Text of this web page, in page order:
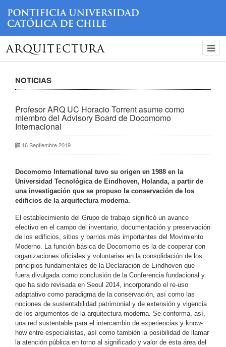
ARQUITECTURA
NOTICIAS
Profesor ARQ UC Horacio Torrent asume como
miembro del Advisory Board de Docomomo
Internacional
16 Septiembre 2019
Docomomo International tuvo su origen en 1988 en la
Universidad Tecnológica de Eindhoven, Holanda, a partir de
una investigación que se propuso la conservación de los
edificios de la arquitectura moderna.
El establecimiento del Grupo de trabajo significó un avance
efectivo en el campo del inventario, documentación y preservación
de los edificios, sitios y barrios más importantes del Movimiento
Moderno. La función básica de Docomomo es la de cooperar con
organizaciones oficiales y voluntarias en la consolidación de los
principios fundamentales de la Declaración de Eindhoven que
fuera divulgada como conclusión de la Conferencia fundacional y
que ha sido revisada en Seoul 2014, incorporando el re-uso
adaptativo como paradigma de la conservación, así como las
nociones de sustentabilidad patrimonial y de extensión y vigencia
de los argumentos de la arquitectura moderna. Se conforma, así,
una red sustentable para el intercambio de experiencias y know-
how entre especialistas, así como también la posibilidad de llamar
la atención pública en torno al significado y valor de esta área del